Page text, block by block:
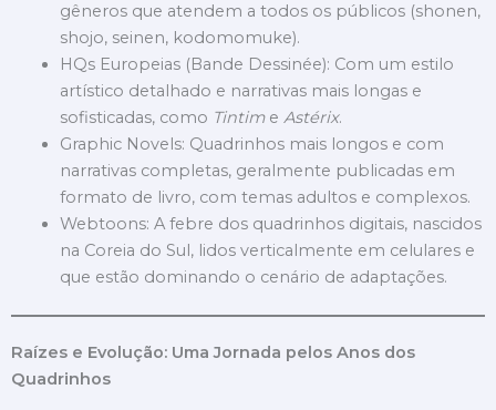
gêneros que atendem a todos os públicos (shonen,
shojo, seinen, kodomomuke).
HQs Europeias (Bande Dessinée): Com um estilo
artístico detalhado e narrativas mais longas e
sofisticadas, como Tintime Astérix.
Graphic Novels: Quadrinhos mais longos e com
narrativas completas, geralmente publicadas em
formato de livro, com temas adultos e complexos.
Webtoons: A febre dos quadrinhos digitais, nascidos
na Coreia do Sul, lidos verticalmente em celulares e
que estão dominando o cenário de adaptações.
Raízes e Evolução: Uma Jornada pelos Anos dos
Quadrinhos